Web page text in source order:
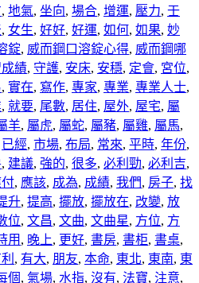
, 地氣, 坐向, 場合, 增運, 壓力, 壬
, 女生, 好好, 好運, 如何, 如果, 妙
錠, 威而鋼口溶錠心得, 威而鋼哪
績, 守護, 安床, 安穩, 定會, 宮位,
, 實在, 寫作, 專家, 專業, 專業人士,
, 就要, 尾數, 居住, 屋外, 屋宅, 屬
羊, 屬虎, 屬蛇, 屬豬, 屬雞, 屬馬,
已經, 市場, 布局, 常來, 平時, 年份,
, 建議, 強的, 很多, 必利勁, 必利吉,
, 應該, 成為, 成績, 我們, 房子, 找
升, 提高, 擺放, 擺放在, 改變, 放
位, 文昌, 文曲, 文曲星, 方位, 方
用 , 晚上, 更好, 書房, 書柜, 書桌,
, 有大, 朋友, 本命, 東北, 東南, 東
個, 氣場, 水指, 沒有, 法寶, 注意,